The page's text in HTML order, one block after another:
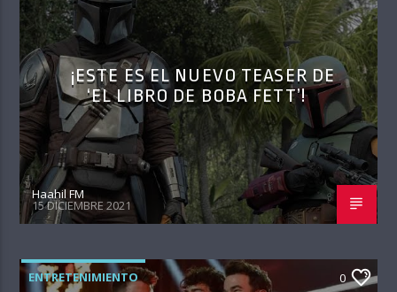
¡ESTE ES EL NUEVO TEASER DE
‘EL LIBRO DE BOBA FETT’!
Haahil FM
15 DICIEMBRE 2021
ENTRETENIMIENTO 0